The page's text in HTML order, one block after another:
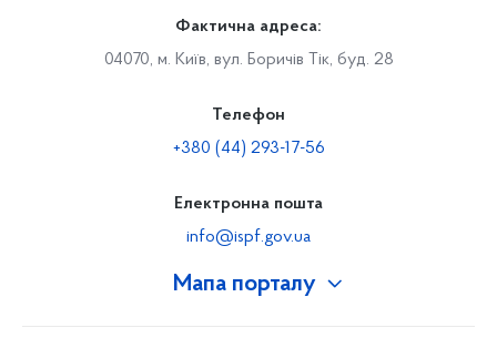
Мапа порталу
Фактична адреса:
04070, м. Київ, вул. Боричів Тік, буд. 28
Телефон
+380 (44) 293-17-56
Електронна пошта
info@ispf.gov.ua